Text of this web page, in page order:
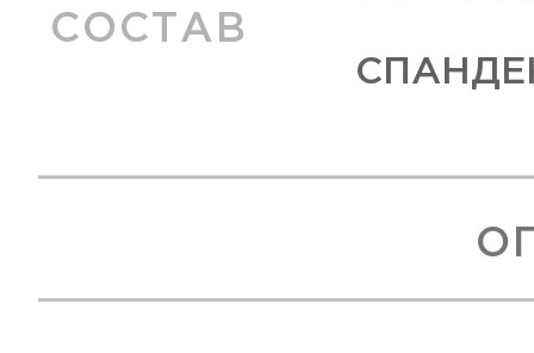
СОСТАВ